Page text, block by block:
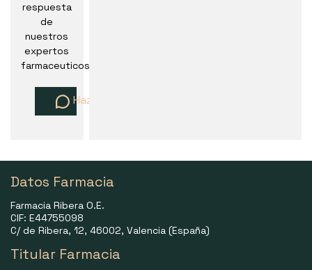
respuesta
de
nuestros
expertos
farmaceuticos
Haz una pregunta
Datos Farmacia
Farmacia Ribera O.E.
CIF: E44755098
C/ de Ribera, 12, 46002, Valencia (España)
Titular Farmacia